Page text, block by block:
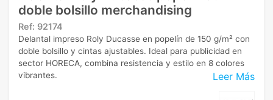
doble bolsillo merchandising
Ref: 92174
Leer Más
Delantal impreso Roly Ducasse en popelín de 150 g/m² con
doble bolsillo y cintas ajustables. Ideal para publicidad en
sector HORECA, combina resistencia y estilo en 8 colores
vibrantes.